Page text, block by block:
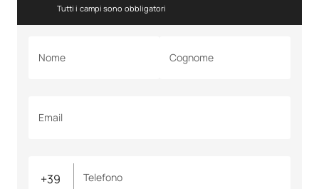
Tutti i campi sono obbligatori
Nome Cognome
Email
Telefono